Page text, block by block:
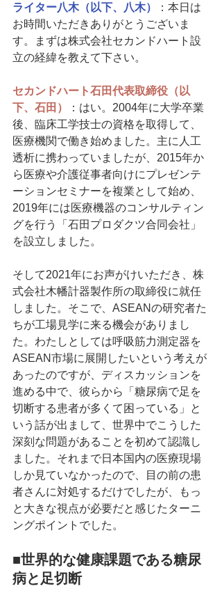
ライター八木（以下、八木）
：本日は
お時間いただきありがとうございま
す。まずは株式会社セカンドハート設
立の経緯を教えて下さい。
セカンドハート石田代表取締役（以
下、石田）
：はい。2004年に大学卒業
後、臨床工学技士の資格を取得して、
医療機関で働き始めました。主に人工
透析に携わっていましたが、2015年か
ら医療や介護従事者向けにプレゼンテ
ーションセミナーを複業として始め、
2019年には医療機器のコンサルティン
グを行う「石田プロダクツ合同会社」
を設立しました。
そして2021年にお声がけいただき、株
式会社木幡計器製作所の取締役に就任
しました。そこで、ASEANの研究者た
ちが工場見学に来る機会がありまし
た。わたしとしては呼吸筋力測定器を
ASEAN市場に展開したいという考えが
あったのですが、ディスカッションを
進める中で、彼らから「糖尿病で足を
切断する患者が多くて困っている」と
いう話が出まして、世界中でこうした
深刻な問題があることを初めて認識し
ました。それまで日本国内の医療現場
しか見ていなかったので、目の前の患
者さんに対処するだけでしたが、もっ
と大きな視点が必要だと感じたターニ
ングポイントでした。
■世界的な健康課題である糖尿
病と足切断